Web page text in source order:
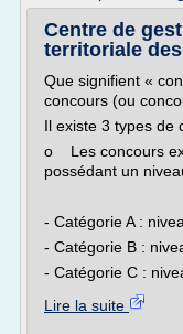
Centre de
territoriale
Que signifient «
concours (ou
Il existe 3 types de
o Les concours
possédant un
- Catégorie A :
- Catégorie B :
- Catégorie C :
Lire la suite